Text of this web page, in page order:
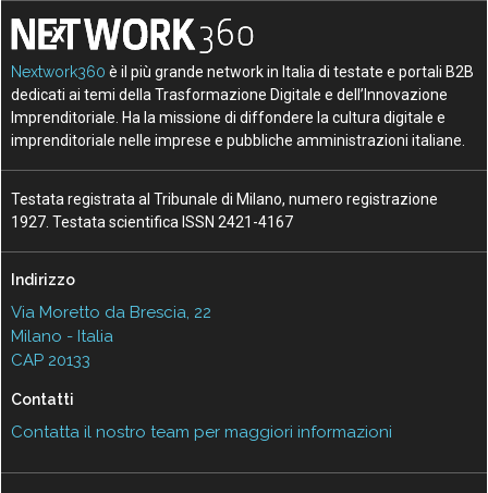
Nextwork360 è il più grande network in Italia di testate e portali B2B
dedicati ai temi della Trasformazione Digitale e dell’Innovazione
Imprenditoriale. Ha la missione di diffondere la cultura digitale e
imprenditoriale nelle imprese e pubbliche amministrazioni italiane.
Testata registrata al Tribunale di Milano, numero registrazione
1927. Testata scientifica ISSN 2421-4167
Indirizzo
Via Moretto da Brescia, 22
Milano - Italia
CAP 20133
Contatti
Contatta il nostro team per maggiori informazioni